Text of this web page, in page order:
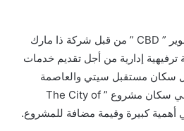
”
CBD ” من قبل شركة ذا مارك
إدارية من أجل تقديم خدمات
سكان مستقبل سيتي والعاصمة
علي سكان مشروع ” The City of
كبيرة وقيمة مضافة للمشروع.